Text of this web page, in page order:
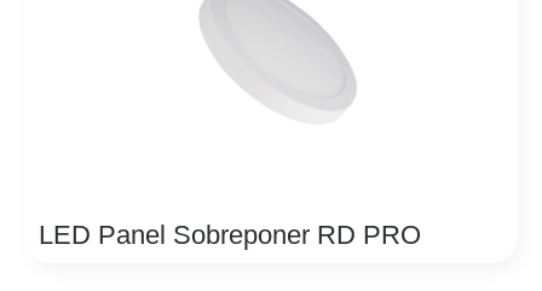
LED Panel Sobreponer RD PRO